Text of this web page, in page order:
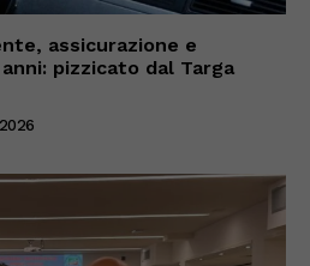
assicurazione e
pizzicato dal Targa